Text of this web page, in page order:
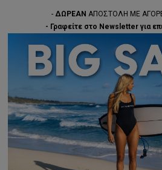
- ΔΩΡΕΑΝ ΑΠΟΣΤΟΛΗ ΜΕ
- Γραφείτε στο Newsletter για